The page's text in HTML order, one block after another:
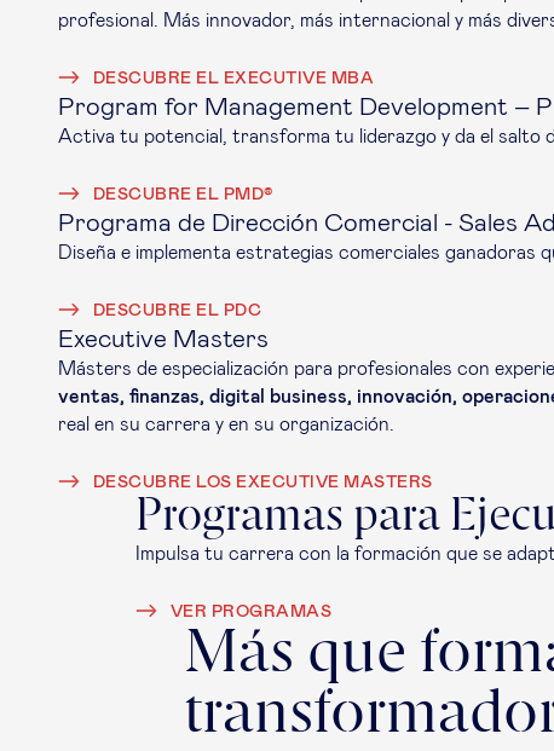
profesional. Más innovador, más internacional y más
DESCUBRE EL EXECUTIVE MBA
Program for Management Development –
Activa tu potencial, transforma tu liderazgo y da el salto
DESCUBRE EL PMD®
Programa de Dirección Comercial - Sales
Diseña e implementa estrategias comerciales
DESCUBRE EL PDC
Executive Masters
Másters de especialización para profesionales con
ventas, finanzas, digital business, innovación,
real en su carrera y en su organización.
DESCUBRE LOS EXECUTIVE MASTERS
Programas para
Impulsa tu carrera con la formación que se
VER PROGRAMAS
Más que